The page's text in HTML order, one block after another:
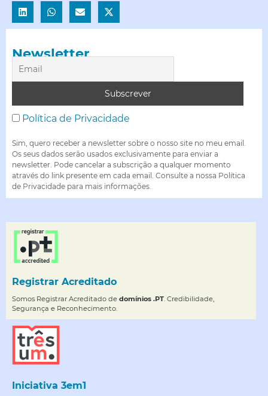
Newsletter
Política de Privacidade
Sim, quero receber a newsletter sobre o nosso site no meu email.
Os seus dados serão usados exclusivamente para enviar a
newsletter. Pode cancelar a subscrição a qualquer momento
através do link presente em cada email. Consulte a nossa Política
de Privacidade para mais informações.
Registrar Acreditado
Somos Registrar Acreditado de domínios .PT . Credibilidade,
Segurança e Reconhecimento.
Iniciativa 3em1